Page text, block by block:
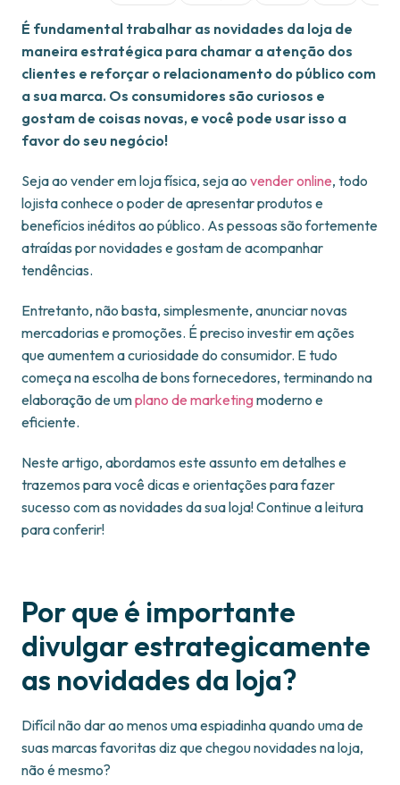
É fundamental trabalhar as novidades da loja de
maneira estratégica para chamar a atenção dos
clientes e reforçar o relacionamento do público com
a sua marca. Os consumidores são curiosos e
gostam de coisas novas, e você pode usar isso a
favor do seu negócio!
Seja ao vender em loja física, seja ao vender online, todo
lojista conhece o poder de apresentar produtos e
benefícios inéditos ao público. As pessoas são fortemente
atraídas por novidades e gostam de acompanhar
tendências.
Entretanto, não basta, simplesmente, anunciar novas
mercadorias e promoções. É preciso investir em ações
que aumentem a curiosidade do consumidor. E tudo
começa na escolha de bons fornecedores, terminando na
elaboração de umplano de marketingmoderno e
eficiente.
Neste artigo, abordamos este assunto em detalhes e
trazemos para você dicas e orientações para fazer
sucesso com as novidades da sua loja! Continue a leitura
para conferir!
Por que é importante
divulgar estrategicamente
as novidades da loja?
Difícil não dar ao menos uma espiadinha quando uma de
suas marcas favoritas diz que chegou novidades na loja,
não é mesmo?